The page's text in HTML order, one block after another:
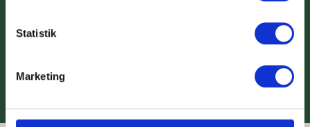
Statistik
Marketing
Læs mere om Martin A. Hansen